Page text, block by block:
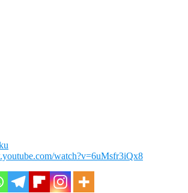
watch?v=6uMsfr3iQx8